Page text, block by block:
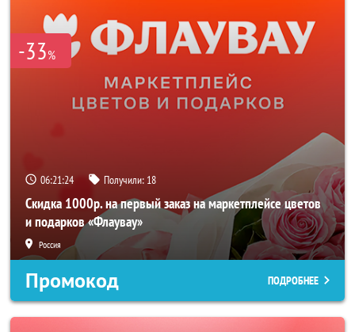
-33%
06:21:23 Получили: 18
Скидка 1000р. на первый заказ на маркетплейсе цветов
и подарков «Флаувау»
Россия
Промокод ПОДРОБНЕЕ